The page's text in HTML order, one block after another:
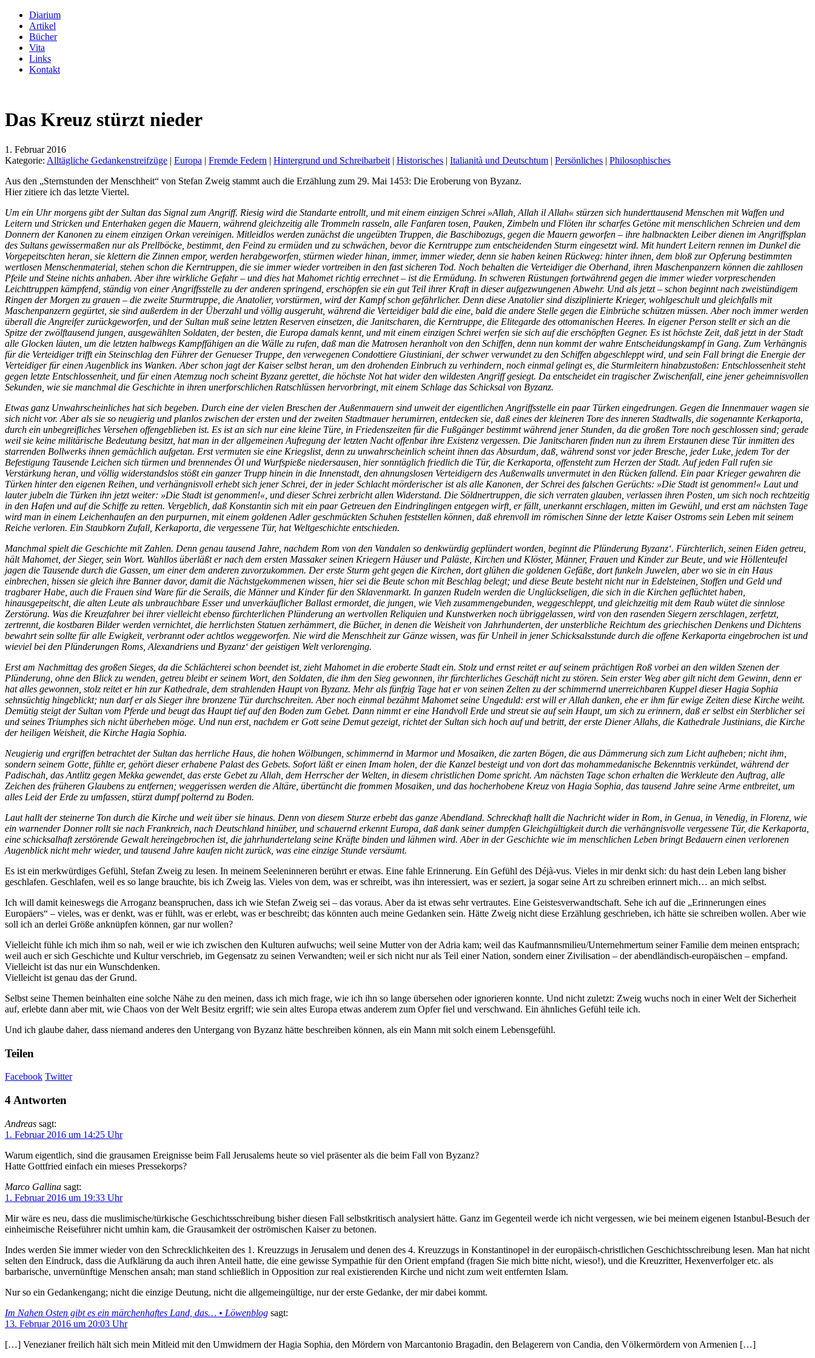
Diarium
Artikel
Bücher
Vita
Links
Kontakt
Das Kreuz stürzt nieder
1. Februar 2016
Kategorie: Alltägliche Gedankenstreifzüge | Europa | Fremde Federn | Hintergrund und Schreibarbeit | Historisches | Italianità und Deutschtum | Persönliches | Philosophisches
Aus den „Sternstunden der Menschheit“ von Stefan Zweig stammt auch die Erzählung zum 29. Mai 1453: Die Eroberung von Byzanz.
Hier zitiere ich das letzte Viertel.
Um ein Uhr morgens gibt der Sultan das Signal zum Angriff. Riesig wird die Standarte entrollt, und mit einem einzigen Schrei »Allah, Allah il Allah« stürzen sich hunderttausend Menschen mit Waffen und
Leitern und Stricken und Enterhaken gegen die Mauern, während gleichzeitig alle Trommeln rasseln, alle Fanfaren tosen, Pauken, Zimbeln und Flöten ihr scharfes Getöne mit menschlichen Schreien und dem
Donnern der Kanonen zu einem einzigen Orkan vereinigen. Mitleidlos werden zunächst die ungeübten Truppen, die Baschibozugs, gegen die Mauern geworfen – ihre halbnackten Leiber dienen im Angriffsplan
des Sultans gewissermaßen nur als Prellböcke, bestimmt, den Feind zu ermüden und zu schwächen, bevor die Kerntruppe zum entscheidenden Sturm eingesetzt wird. Mit hundert Leitern rennen im Dunkel die
Vorgepeitschten heran, sie klettern die Zinnen empor, werden herabgeworfen, stürmen wieder hinan, immer, immer wieder, denn sie haben keinen Rückweg: hinter ihnen, dem bloß zur Opferung bestimmten
wertlosen Menschenmaterial, stehen schon die Kerntruppen, die sie immer wieder vortreiben in den fast sicheren Tod. Noch behalten die Verteidiger die Oberhand, ihren Maschenpanzern können die zahllosen
Pfeile und Steine nichts anhaben. Aber ihre wirkliche Gefahr – und dies hat Mahomet richtig errechnet – ist die Ermüdung. In schweren Rüstungen fortwährend gegen die immer wieder vorpreschenden
Leichttruppen kämpfend, ständig von einer Angriffsstelle zu der anderen springend, erschöpfen sie ein gut Teil ihrer Kraft in dieser aufgezwungenen Abwehr. Und als jetzt – schon beginnt nach zweistündigem
Ringen der Morgen zu grauen – die zweite Sturmtruppe, die Anatolier, vorstürmen, wird der Kampf schon gefährlicher. Denn diese Anatolier sind disziplinierte Krieger, wohlgeschult und gleichfalls mit
Maschenpanzern gegürtet, sie sind außerdem in der Überzahl und völlig ausgeruht, während die Verteidiger bald die eine, bald die andere Stelle gegen die Einbrüche schützen müssen. Aber noch immer werden
überall die Angreifer zurückgeworfen, und der Sultan muß seine letzten Reserven einsetzen, die Janitscharen, die Kerntruppe, die Elitegarde des ottomanischen Heeres. In eigener Person stellt er sich an die
Spitze der zwölftausend jungen, ausgewählten Soldaten, der besten, die Europa damals kennt, und mit einem einzigen Schrei werfen sie sich auf die erschöpften Gegner. Es ist höchste Zeit, daß jetzt in der Stadt
alle Glocken läuten, um die letzten halbwegs Kampffähigen an die Wälle zu rufen, daß man die Matrosen heranholt von den Schiffen, denn nun kommt der wahre Entscheidungskampf in Gang. Zum Verhängnis
für die Verteidiger trifft ein Steinschlag den Führer der Genueser Truppe, den verwegenen Condottiere Giustiniani, der schwer verwundet zu den Schiffen abgeschleppt wird, und sein Fall bringt die Energie der
Verteidiger für einen Augenblick ins Wanken. Aber schon jagt der Kaiser selbst heran, um den drohenden Einbruch zu verhindern, noch einmal gelingt es, die Sturmleitern hinabzustoßen: Entschlossenheit steht
gegen letzte Entschlossenheit, und für einen Atemzug noch scheint Byzanz gerettet, die höchste Not hat wider den wildesten Angriff gesiegt. Da entscheidet ein tragischer Zwischenfall, eine jener geheimnisvollen
Sekunden, wie sie manchmal die Geschichte in ihren unerforschlichen Ratschlüssen hervorbringt, mit einem Schlage das Schicksal von Byzanz.
Etwas ganz Unwahrscheinliches hat sich begeben. Durch eine der vielen Breschen der Außenmauern sind unweit der eigentlichen Angriffsstelle ein paar Türken eingedrungen. Gegen die Innenmauer wagen sie
sich nicht vor. Aber als sie so neugierig und planlos zwischen der ersten und der zweiten Stadtmauer herumirren, entdecken sie, daß eines der kleineren Tore des inneren Stadtwalls, die sogenannte Kerkaporta,
durch ein unbegreifliches Versehen offengeblieben ist. Es ist an sich nur eine kleine Türe, in Friedenszeiten für die Fußgänger bestimmt während jener Stunden, da die großen Tore noch geschlossen sind; gerade
weil sie keine militärische Bedeutung besitzt, hat man in der allgemeinen Aufregung der letzten Nacht offenbar ihre Existenz vergessen. Die Janitscharen finden nun zu ihrem Erstaunen diese Tür inmitten des
starrenden Bollwerks ihnen gemächlich aufgetan. Erst vermuten sie eine Kriegslist, denn zu unwahrscheinlich scheint ihnen das Absurdum, daß, während sonst vor jeder Bresche, jeder Luke, jedem Tor der
Befestigung Tausende Leichen sich türmen und brennendes Öl und Wurfspieße niedersausen, hier sonntäglich friedlich die Tür, die Kerkaporta, offensteht zum Herzen der Stadt. Auf jeden Fall rufen sie
Verstärkung heran, und völlig widerstandslos stößt ein ganzer Trupp hinein in die Innenstadt, den ahnungslosen Verteidigern des Außenwalls unvermutet in den Rücken fallend. Ein paar Krieger gewahren die
Türken hinter den eigenen Reihen, und verhängnisvoll erhebt sich jener Schrei, der in jeder Schlacht mörderischer ist als alle Kanonen, der Schrei des falschen Gerüchts: »Die Stadt ist genommen!« Laut und
lauter jubeln die Türken ihn jetzt weiter: »Die Stadt ist genommen!«, und dieser Schrei zerbricht allen Widerstand. Die Söldnertruppen, die sich verraten glauben, verlassen ihren Posten, um sich noch rechtzeitig
in den Hafen und auf die Schiffe zu retten. Vergeblich, daß Konstantin sich mit ein paar Getreuen den Eindringlingen entgegen wirft, er fällt, unerkannt erschlagen, mitten im Gewühl, und erst am nächsten Tage
wird man in einem Leichenhaufen an den purpurnen, mit einem goldenen Adler geschmückten Schuhen feststellen können, daß ehrenvoll im römischen Sinne der letzte Kaiser Ostroms sein Leben mit seinem
Reiche verloren. Ein Staubkorn Zufall, Kerkaporta, die vergessene Tür, hat Weltgeschichte entschieden.
Manchmal spielt die Geschichte mit Zahlen. Denn genau tausend Jahre, nachdem Rom von den Vandalen so denkwürdig geplündert worden, beginnt die Plünderung Byzanz‘. Fürchterlich, seinen Eiden getreu,
hält Mahomet, der Sieger, sein Wort. Wahllos überläßt er nach dem ersten Massaker seinen Kriegern Häuser und Paläste, Kirchen und Klöster, Männer, Frauen und Kinder zur Beute, und wie Höllenteufel
jagen die Tausende durch die Gassen, um einer dem anderen zuvorzukommen. Der erste Sturm geht gegen die Kirchen, dort glühen die goldenen Gefäße, dort funkeln Juwelen, aber wo sie in ein Haus
einbrechen, hissen sie gleich ihre Banner davor, damit die Nächstgekommenen wissen, hier sei die Beute schon mit Beschlag belegt; und diese Beute besteht nicht nur in Edelsteinen, Stoffen und Geld und
tragbarer Habe, auch die Frauen sind Ware für die Serails, die Männer und Kinder für den Sklavenmarkt. In ganzen Rudeln werden die Unglückseligen, die sich in die Kirchen geflüchtet haben,
hinausgepeitscht, die alten Leute als unbrauchbare Esser und unverkäuflicher Ballast ermordet, die jungen, wie Vieh zusammengebunden, weggeschleppt, und gleichzeitig mit dem Raub wütet die sinnlose
Zerstörung. Was die Kreuzfahrer bei ihrer vielleicht ebenso fürchterlichen Plünderung an wertvollen Reliquien und Kunstwerken noch übriggelassen, wird von den rasenden Siegern zerschlagen, zerfetzt,
zertrennt, die kostbaren Bilder werden vernichtet, die herrlichsten Statuen zerhämmert, die Bücher, in denen die Weisheit von Jahrhunderten, der unsterbliche Reichtum des griechischen Denkens und Dichtens
bewahrt sein sollte für alle Ewigkeit, verbrannt oder achtlos weggeworfen. Nie wird die Menschheit zur Gänze wissen, was für Unheil in jener Schicksalsstunde durch die offene Kerkaporta eingebrochen ist und
wieviel bei den Plünderungen Roms, Alexandriens und Byzanz‘ der geistigen Welt verlorenging.
Erst am Nachmittag des großen Sieges, da die Schlächterei schon beendet ist, zieht Mahomet in die eroberte Stadt ein. Stolz und ernst reitet er auf seinem prächtigen Roß vorbei an den wilden Szenen der
Plünderung, ohne den Blick zu wenden, getreu bleibt er seinem Wort, den Soldaten, die ihm den Sieg gewonnen, ihr fürchterliches Geschäft nicht zu stören. Sein erster Weg aber gilt nicht dem Gewinn, denn er
hat alles gewonnen, stolz reitet er hin zur Kathedrale, dem strahlenden Haupt von Byzanz. Mehr als fünfzig Tage hat er von seinen Zelten zu der schimmernd unerreichbaren Kuppel dieser Hagia Sophia
sehnsüchtig hingeblickt; nun darf er als Sieger ihre bronzene Tür durchschreiten. Aber noch einmal bezähmt Mahomet seine Ungeduld: erst will er Allah danken, ehe er ihm für ewige Zeiten diese Kirche weiht.
Demütig steigt der Sultan vom Pferde und beugt das Haupt tief auf den Boden zum Gebet. Dann nimmt er eine Handvoll Erde und streut sie auf sein Haupt, um sich zu erinnern, daß er selbst ein Sterblicher sei
und seines Triumphes sich nicht überheben möge. Und nun erst, nachdem er Gott seine Demut gezeigt, richtet der Sultan sich hoch auf und betritt, der erste Diener Allahs, die Kathedrale Justinians, die Kirche
der heiligen Weisheit, die Kirche Hagia Sophia.
Neugierig und ergriffen betrachtet der Sultan das herrliche Haus, die hohen Wölbungen, schimmernd in Marmor und Mosaiken, die zarten Bögen, die aus Dämmerung sich zum Licht aufheben; nicht ihm,
sondern seinem Gotte, fühlte er, gehört dieser erhabene Palast des Gebets. Sofort läßt er einen Imam holen, der die Kanzel besteigt und von dort das mohammedanische Bekenntnis verkündet, während der
Padischah, das Antlitz gegen Mekka gewendet, das erste Gebet zu Allah, dem Herrscher der Welten, in diesem christlichen Dome spricht. Am nächsten Tage schon erhalten die Werkleute den Auftrag, alle
Zeichen des früheren Glaubens zu entfernen; weggerissen werden die Altäre, übertüncht die frommen Mosaiken, und das hocherhobene Kreuz von Hagia Sophia, das tausend Jahre seine Arme entbreitet, um
alles Leid der Erde zu umfassen, stürzt dumpf polternd zu Boden.
Laut hallt der steinerne Ton durch die Kirche und weit über sie hinaus. Denn von diesem Sturze erbebt das ganze Abendland. Schreckhaft hallt die Nachricht wider in Rom, in Genua, in Venedig, in Florenz, wie
ein warnender Donner rollt sie nach Frankreich, nach Deutschland hinüber, und schauernd erkennt Europa, daß dank seiner dumpfen Gleichgültigkeit durch die verhängnisvolle vergessene Tür, die Kerkaporta,
eine schicksalhaft zerstörende Gewalt hereingebrochen ist, die jahrhundertelang seine Kräfte binden und lähmen wird. Aber in der Geschichte wie im menschlichen Leben bringt Bedauern einen verlorenen
Augenblick nicht mehr wieder, und tausend Jahre kaufen nicht zurück, was eine einzige Stunde versäumt.
Es ist ein merkwürdiges Gefühl, Stefan Zweig zu lesen. In meinem Seeleninneren berührt er etwas. Eine fahle Erinnerung. Ein Gefühl des Déjà-vus. Vieles in mir denkt sich: du hast dein Leben lang bisher
geschlafen. Geschlafen, weil es so lange brauchte, bis ich Zweig las. Vieles von dem, was er schreibt, was ihn interessiert, was er seziert, ja sogar seine Art zu schreiben erinnert mich… an mich selbst.
Ich will damit keineswegs die Arroganz beanspruchen, dass ich wie Stefan Zweig sei – das voraus. Aber da ist etwas sehr vertrautes. Eine Geistesverwandtschaft. Sehe ich auf die „Erinnerungen eines
Europäers“ – vieles, was er denkt, was er fühlt, was er erlebt, was er beschreibt; das könnten auch meine Gedanken sein. Hätte Zweig nicht diese Erzählung geschrieben, ich hätte sie schreiben wollen. Aber wie
soll ich an derlei Größe anknüpfen können, gar nur wollen?
Vielleicht fühle ich mich ihm so nah, weil er wie ich zwischen den Kulturen aufwuchs; weil seine Mutter von der Adria kam; weil das Kaufmannsmilieu/Unternehmertum seiner Familie dem meinen entsprach;
weil auch er sich Geschichte und Kultur verschrieb, im Gegensatz zu seinen Verwandten; weil er sich nicht nur als Teil einer Nation, sondern einer Zivilisation – der abendländisch-europäischen – empfand.
Vielleicht ist das nur ein Wunschdenken.
Vielleicht ist genau das der Grund.
Selbst seine Themen beinhalten eine solche Nähe zu den meinen, dass ich mich frage, wie ich ihn so lange übersehen oder ignorieren konnte. Und nicht zuletzt: Zweig wuchs noch in einer Welt der Sicherheit
auf, erlebte dann aber mit, wie Chaos von der Welt Besitz ergriff; wie sein altes Europa etwas anderem zum Opfer fiel und verschwand. Ein ähnliches Gefühl teile ich.
Und ich glaube daher, dass niemand anderes den Untergang von Byzanz hätte beschreiben können, als ein Mann mit solch einem Lebensgefühl.
Teilen
Facebook Twitter
4 Antworten
Andreas sagt:
1. Februar 2016 um 14:25 Uhr
Warum eigentlich, sind die grausamen Ereignisse beim Fall Jerusalems heute so viel präsenter als die beim Fall von Byzanz?
Hatte Gottfried einfach ein mieses Pressekorps?
Marco Gallina sagt:
1. Februar 2016 um 19:33 Uhr
Mir wäre es neu, dass die muslimische/türkische Geschichtsschreibung bisher diesen Fall selbstkritisch analysiert hätte. Ganz im Gegenteil werde ich nicht vergessen, wie bei meinem eigenen Istanbul-Besuch der
einheimische Reiseführer nicht umhin kam, die Grausamkeit der oströmischen Kaiser zu betonen.
Indes werden Sie immer wieder von den Schrecklichkeiten des 1. Kreuzzugs in Jerusalem und denen des 4. Kreuzzugs in Konstantinopel in der europäisch-christlichen Geschichtsschreibung lesen. Man hat nicht
selten den Eindruck, dass die Aufklärung da auch ihren Anteil hatte, die eine gewisse Sympathie für den Orient empfand (fragen Sie mich bitte nicht, wieso!), und die Kreuzritter, Hexenverfolger etc. als
barbarische, unvernünftige Menschen ansah; man stand schließlich in Opposition zur real existierenden Kirche und nicht zum weit entfernten Islam.
Nur so ein Gedankengang; nicht die einzige Deutung, nicht die allgemeingültige, nur der erste Gedanke, der mir dabei kommt.
Im Nahen Osten gibt es ein märchenhaftes Land, das… • Löwenblog sagt:
13. Februar 2016 um 20:03 Uhr
[…] Venezianer freilich hält sich mein Mitleid mit den Umwidmern der Hagia Sophia, den Mördern von Marcantonio Bragadin, den Belagerern von Candia, den Völkermördern von Armenien […]